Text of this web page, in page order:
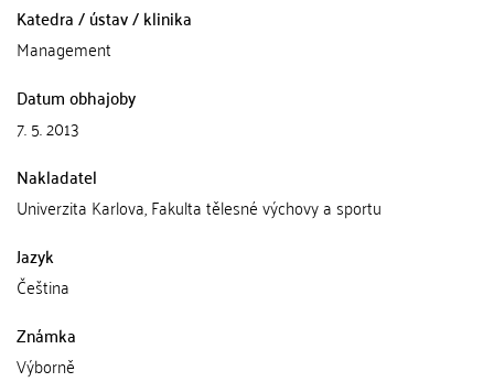
Katedra / ústav / klinika
Management
Datum obhajoby
7. 5. 2013
Nakladatel
Univerzita Karlova, Fakulta tělesné výchovy a sportu
Jazyk
Čeština
Známka
Výborně